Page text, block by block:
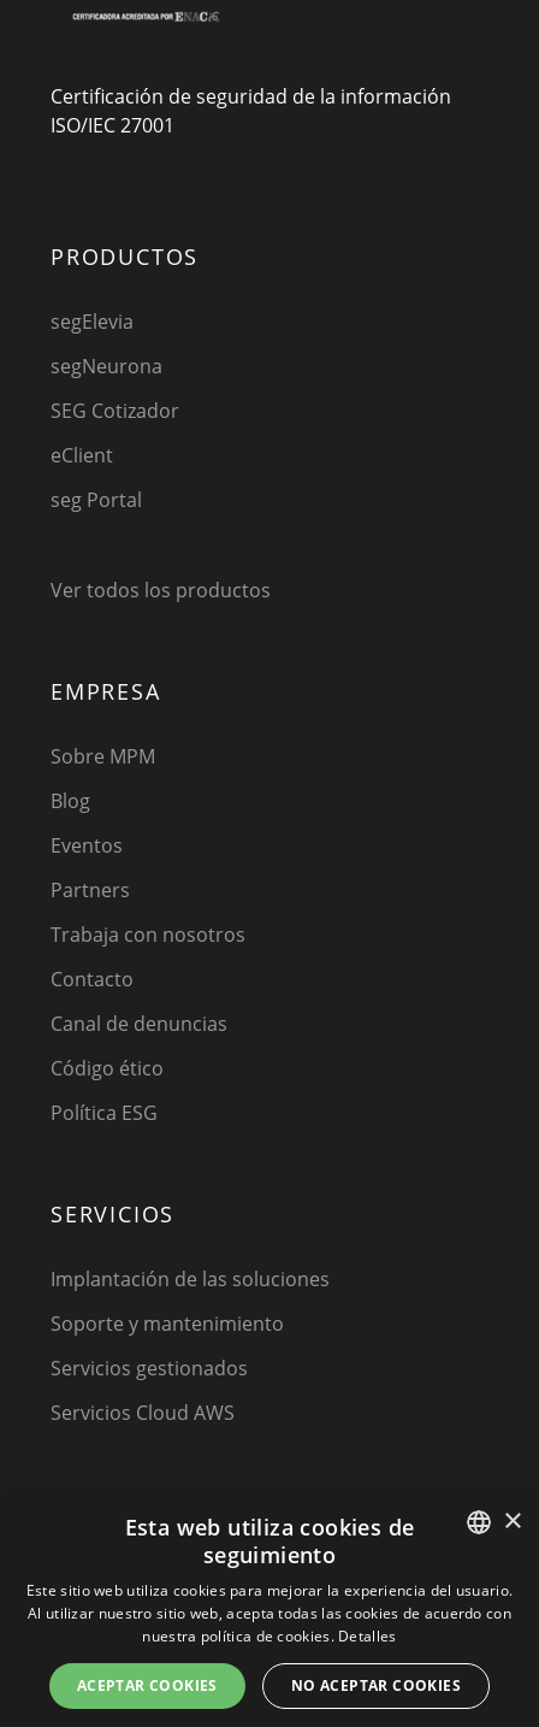
Certificación de seguridad de la información
ISO/IEC 27001
PRODUCTOS
segElevia
segNeurona
SEG Cotizador
eClient
seg Portal
Ver todos los productos
EMPRESA
Sobre MPM
Blog
Eventos
Partners
Trabaja con nosotros
Contacto
Canal de denuncias
Código ético
Política ESG
SERVICIOS
Implantación de las soluciones
Soporte y mantenimiento
Servicios gestionados
Servicios Cloud AWS
(C) 2023, MPM Technology Solutions, a Kirey Group
Company
Terminos y condiciones
SPANISH
PORTUGUESE
×
Esta web utiliza cookies de
seguimiento
Este sitio web utiliza cookies para mejorar la experiencia del usuario.
Al utilizar nuestro sitio web, acepta todas las cookies de acuerdo con
nuestra política de cookies. Detalles
ACEPTAR COOKIES NO ACEPTAR COOKIES